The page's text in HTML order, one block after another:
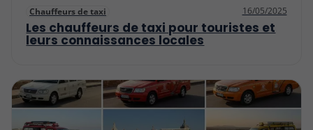
Chauffeurs de taxi 16/05/2025
Les chauffeurs de taxi pour touristes et
leurs connaissances locales